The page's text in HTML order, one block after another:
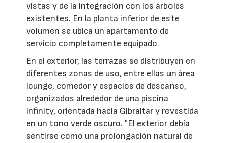
vistas y de la integración con los árboles
existentes. En la planta inferior de este
volumen se ubica un apartamento de
servicio completamente equipado.
En el exterior, las terrazas se distribuyen en
diferentes zonas de uso, entre ellas un área
lounge, comedor y espacios de descanso,
organizados alrededor de una piscina
infinity, orientada hacia Gibraltar y revestida
en un tono verde oscuro. "El exterior debía
sentirse como una prolongación natural de